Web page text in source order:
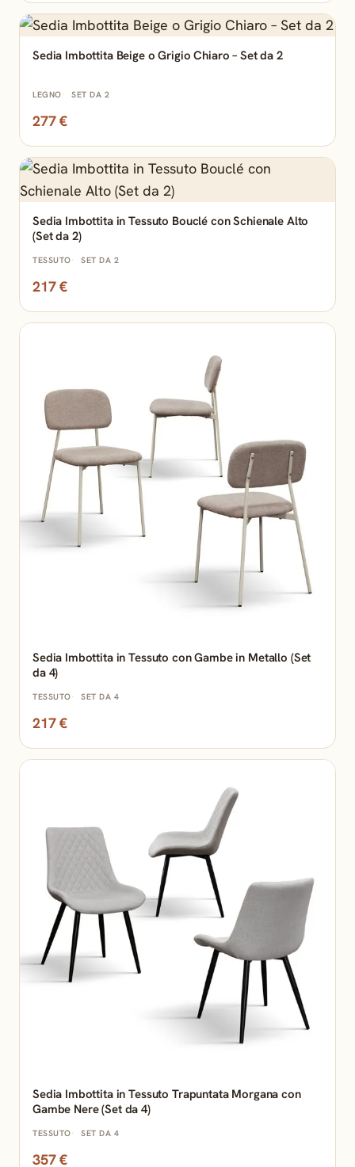
Sedia Imbottita Beige o Grigio Chiaro – Set da 2
LEGNO SET DA 2
277 €
Sedia Imbottita in Tessuto Bouclé con Schienale Alto
(Set da 2)
TESSUTO SET DA 2
217 €
Sedia Imbottita in Tessuto con Gambe in Metallo (Set
da 4)
TESSUTO SET DA 4
217 €
Sedia Imbottita in Tessuto Trapuntata Morgana con
Gambe Nere (Set da 4)
TESSUTO SET DA 4
357 €